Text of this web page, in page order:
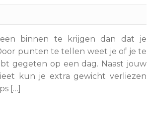
binnen te krijgen dan dat je
punten te tellen weet je of je te
gegeten op een dag. Naast jouw
kun je extra gewicht verliezen
[…]